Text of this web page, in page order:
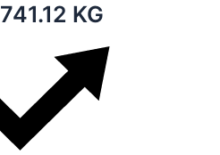
741.12 KG